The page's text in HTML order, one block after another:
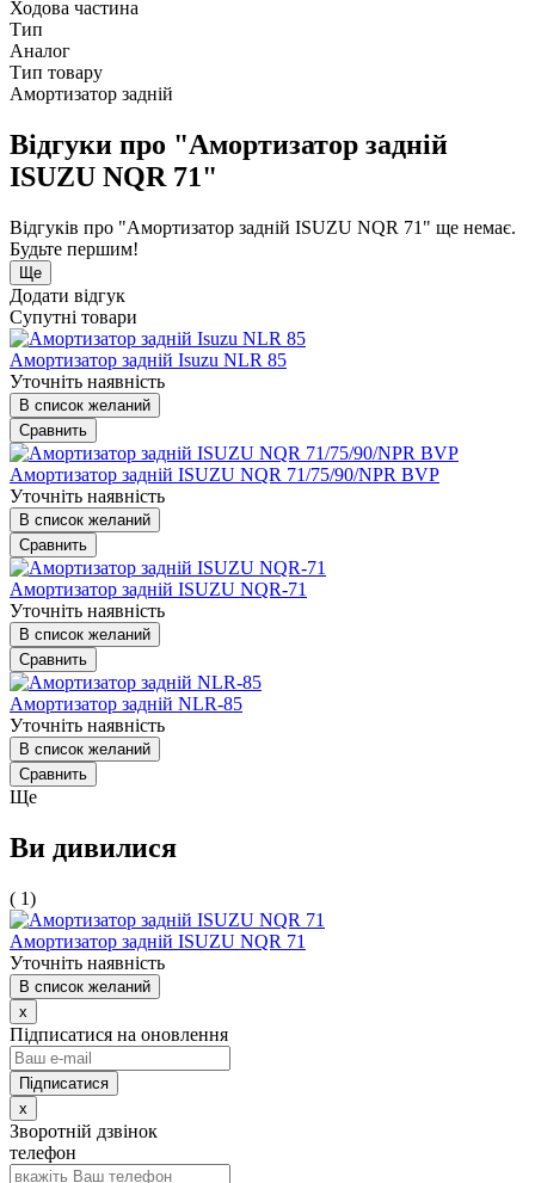
Ходова частина
Тип
Аналог
Тип товару
Амортизатор задній
Відгуки про "Амортизатор задній
ISUZU NQR 71"
Відгуків про "Амортизатор задній ISUZU NQR 71" ще немає.
Будьте першим!
Ще
Додати відгук
Супутні товари
Амортизатор задній Isuzu NLR 85
Уточніть наявність
В список желаний
Сравнить
Амортизатор задній ISUZU NQR 71/75/90/NPR BVP
Уточніть наявність
В список желаний
Сравнить
Амортизатор задній ISUZU NQR-71
Уточніть наявність
В список желаний
Сравнить
Амортизатор задній NLR-85
Уточніть наявність
В список желаний
Сравнить
Ще
Ви дивилися
( 1)
Амортизатор задній ISUZU NQR 71
Уточніть наявність
В список желаний
x
Підписатися на оновлення
x
Зворотній дзвінок
телефон